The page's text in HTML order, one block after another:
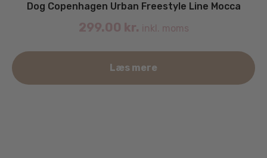
Dog Copenhagen Urban Freestyle Line Mocca
299.00 kr. inkl. moms
Læs mere